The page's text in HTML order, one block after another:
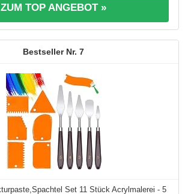
ZUM TOP ANGEBOT »
7
Set 11 Stück Acrylmalerei - 5